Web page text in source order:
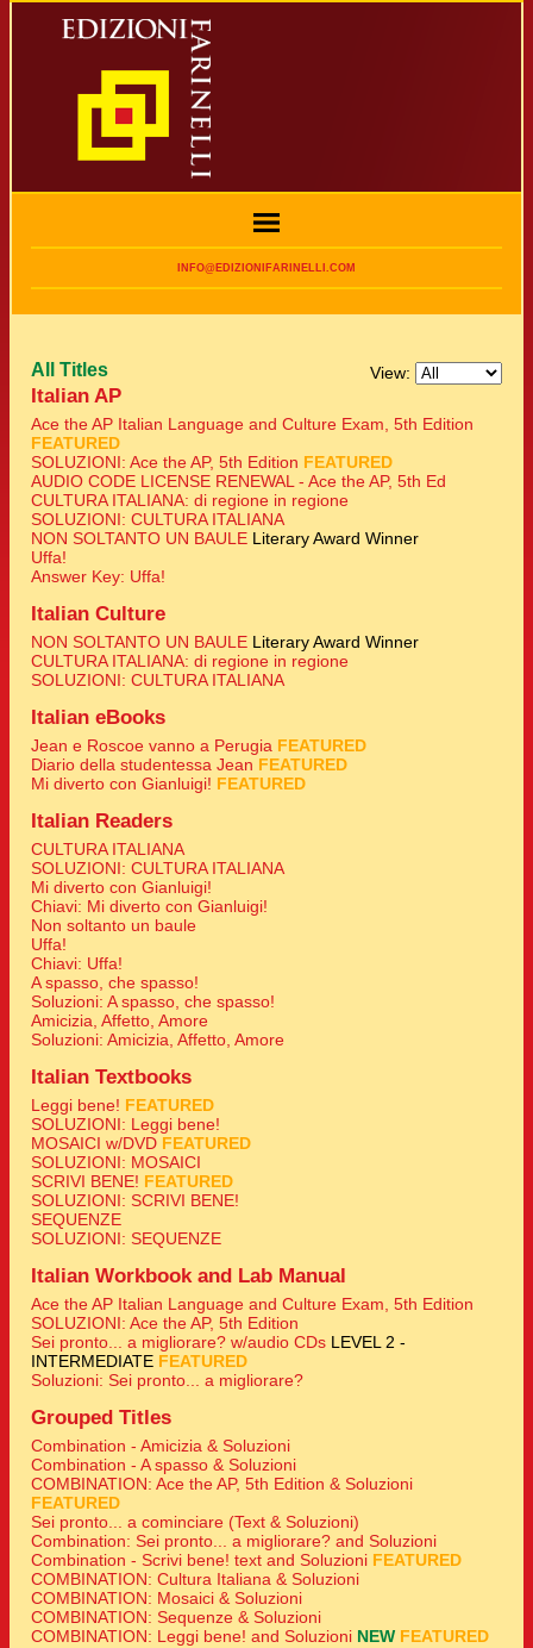
INFO@EDIZIONIFARINELLI.COM
View:
All Titles
Italian AP
Ace the AP Italian Language and Culture Exam, 5th Edition
FEATURED
SOLUZIONI: Ace the AP, 5th Edition FEATURED
AUDIO CODE LICENSE RENEWAL - Ace the AP, 5th Ed
CULTURA ITALIANA: di regione in regione
SOLUZIONI: CULTURA ITALIANA
NON SOLTANTO UN BAULE Literary Award Winner
Uffa!
Answer Key: Uffa!
Italian Culture
NON SOLTANTO UN BAULE Literary Award Winner
CULTURA ITALIANA: di regione in regione
SOLUZIONI: CULTURA ITALIANA
Italian eBooks
Jean e Roscoe vanno a Perugia FEATURED
Diario della studentessa Jean FEATURED
Mi diverto con Gianluigi! FEATURED
Italian Readers
CULTURA ITALIANA
SOLUZIONI: CULTURA ITALIANA
Mi diverto con Gianluigi!
Chiavi: Mi diverto con Gianluigi!
Non soltanto un baule
Uffa!
Chiavi: Uffa!
A spasso, che spasso!
Soluzioni: A spasso, che spasso!
Amicizia, Affetto, Amore
Soluzioni: Amicizia, Affetto, Amore
Italian Textbooks
Leggi bene! FEATURED
SOLUZIONI: Leggi bene!
MOSAICI w/DVD FEATURED
SOLUZIONI: MOSAICI
SCRIVI BENE! FEATURED
SOLUZIONI: SCRIVI BENE!
SEQUENZE
SOLUZIONI: SEQUENZE
Italian Workbook and Lab Manual
Ace the AP Italian Language and Culture Exam, 5th Edition
SOLUZIONI: Ace the AP, 5th Edition
Sei pronto... a migliorare? w/audio CDs LEVEL 2 -
INTERMEDIATE FEATURED
Soluzioni: Sei pronto... a migliorare?
Grouped Titles
Combination - Amicizia & Soluzioni
Combination - A spasso & Soluzioni
COMBINATION: Ace the AP, 5th Edition & Soluzioni
FEATURED
Sei pronto... a cominciare (Text & Soluzioni)
Combination: Sei pronto... a migliorare? and Soluzioni
Combination - Scrivi bene! text and Soluzioni FEATURED
COMBINATION: Cultura Italiana & Soluzioni
COMBINATION: Mosaici & Soluzioni
COMBINATION: Sequenze & Soluzioni
COMBINATION: Leggi bene! and Soluzioni NEW FEATURED